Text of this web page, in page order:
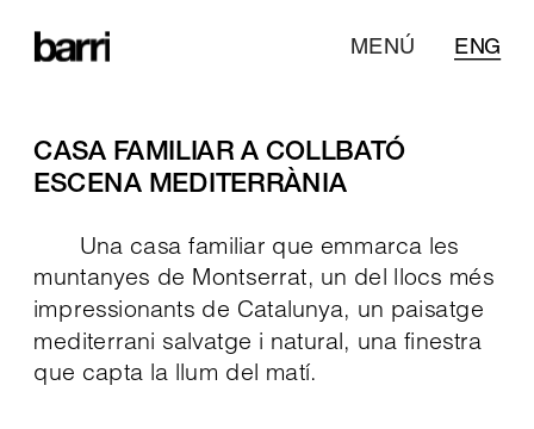
ENG
MENÚ
CASA FAMILIAR A COLLBATÓ
ESCENA MEDITERRÀNIA
Una casa familiar que emmarca les
muntanyes de Montserrat, un del llocs més
impressionants de Catalunya, un paisatge
mediterrani salvatge i natural, una finestra
que capta la llum del matí.